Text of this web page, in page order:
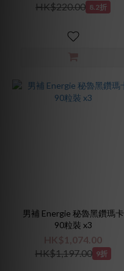
HK$220.00 8.2折
男補 Energie 秘魯黑鑽瑪卡
90粒裝 x3
HK$1,074.00
HK$1,197.00 9折